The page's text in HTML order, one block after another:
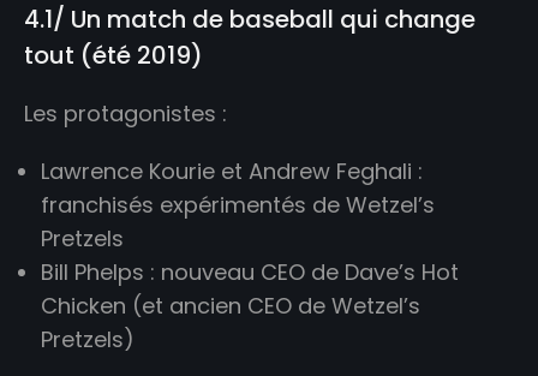
4.1/ Un match de baseball qui change
tout (été 2019)
Les protagonistes :
Lawrence Kourie et Andrew Feghali :
franchisés expérimentés de Wetzel’s
Pretzels
Bill Phelps : nouveau CEO de Dave’s Hot
Chicken (et ancien CEO de Wetzel’s
Pretzels)